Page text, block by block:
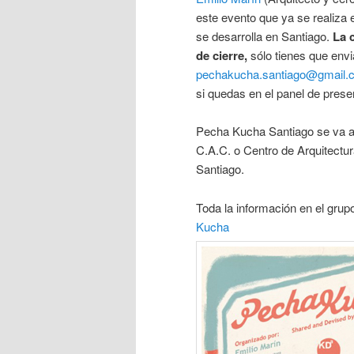
este evento que ya se realiza
se desarrolla en Santiago. La
de cierre,sólo tienes que
si quedas en el panel de
Pecha Kucha Santiago se va
C.A.C. o Centro de
Santiago.
Toda la información en el
Kucha